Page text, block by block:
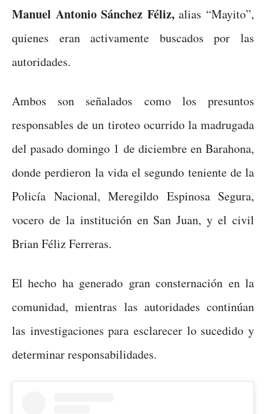
Manuel Antonio Sánchez Féliz,alias “Mayito”,
quienes eran activamente buscados por las
autoridades.
Ambos son señalados como los presuntos
responsables de un tiroteo ocurrido la madrugada
del pasado domingo 1 de diciembre en Barahona,
donde perdieron la vida el segundo teniente de la
Policía Nacional, Meregildo Espinosa Segura,
vocero de la institución en San Juan, y el civil
Brian Féliz Ferreras.
El hecho ha generado gran consternación en la
comunidad, mientras las autoridades continúan
las investigaciones para esclarecer lo sucedido y
determinar responsabilidades.